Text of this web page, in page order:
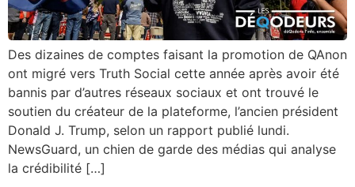
Des dizaines de comptes faisant la promotion de QAnon
ont migré vers Truth Social cette année après avoir été
bannis par d’autres réseaux sociaux et ont trouvé le
soutien du créateur de la plateforme, l’ancien président
Donald J. Trump, selon un rapport publié lundi.
NewsGuard, un chien de garde des médias qui analyse
la crédibilité […]